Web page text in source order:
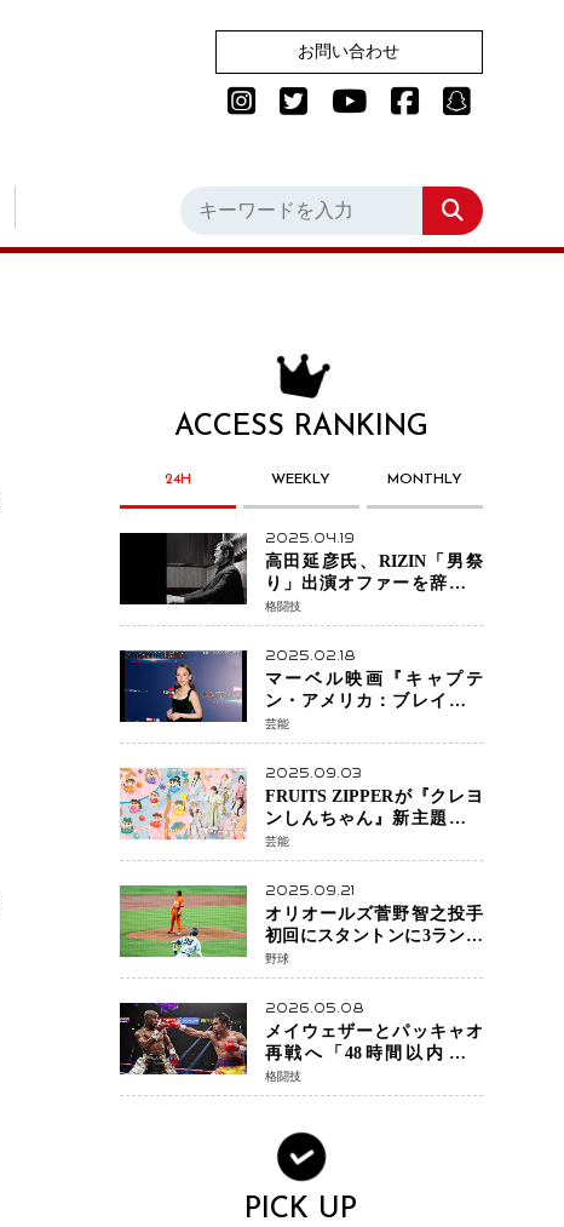
お問い合わせ
ACCESS RANKING
24H WEEKLY MONTHLY
2025.04.19
高田延彦氏、RIZIN「男祭
り」出演オファーを辞退
統括本部長時代の役目「す
でに終えています」と明言
格闘技
2025.02.18
マーベル映画『キャプテ
ン・アメリカ：ブレイブ・
ニュー・ワールド』 新ブラ
ック・ウィドウ役のシラ・
ハースとは！？
芸能
2025.09.03
FRUITS ZIPPERが『クレヨ
ンしんちゃん』新主題歌を
担当
芸能
2025.09.21
オリオールズ菅野智之投手
初回にスタントンに3ラン被
弾 3回6安打4失点で降板
野球
2026.05.08
メイウェザーとパッキャオ
再戦へ「48時間以内に決
着」公式戦かエキシビショ
ンか混迷続く
格闘技
PICK UP